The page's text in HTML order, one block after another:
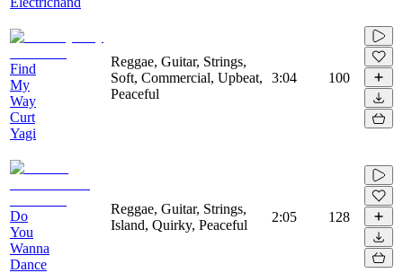
Find
My
Way
Curt
Yagi
Reggae, Guitar, Strings,
Soft, Commercial, Upbeat,
Peaceful
3:04 100
Do
You
Wanna
Dance
Reggae, Guitar, Strings,
Island, Quirky, Peaceful
2:05 128